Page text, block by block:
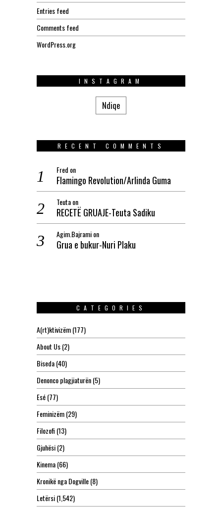
Entries feed
Comments feed
WordPress.org
INSTAGRAM
Ndiqe
RECENT COMMENTS
Fred on
Flamingo Revolution/Arlinda Guma
Teutaon
RECETË GRUAJE-Teuta Sadiku
Agim.Bajramion
Grua e bukur-Nuri Plaku
CATEGORIES
A(rt)ktivizëm(177)
About Us(2)
Biseda(40)
Denonco plagjiaturën(5)
Esé(77)
Feminizëm(29)
Filozofi (13)
Gjuhësi(2)
Kinema(66)
Kronikë nga Dogville(8)
Letërsi(1,542)